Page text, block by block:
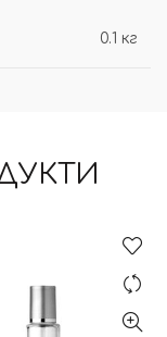
0.1 кг